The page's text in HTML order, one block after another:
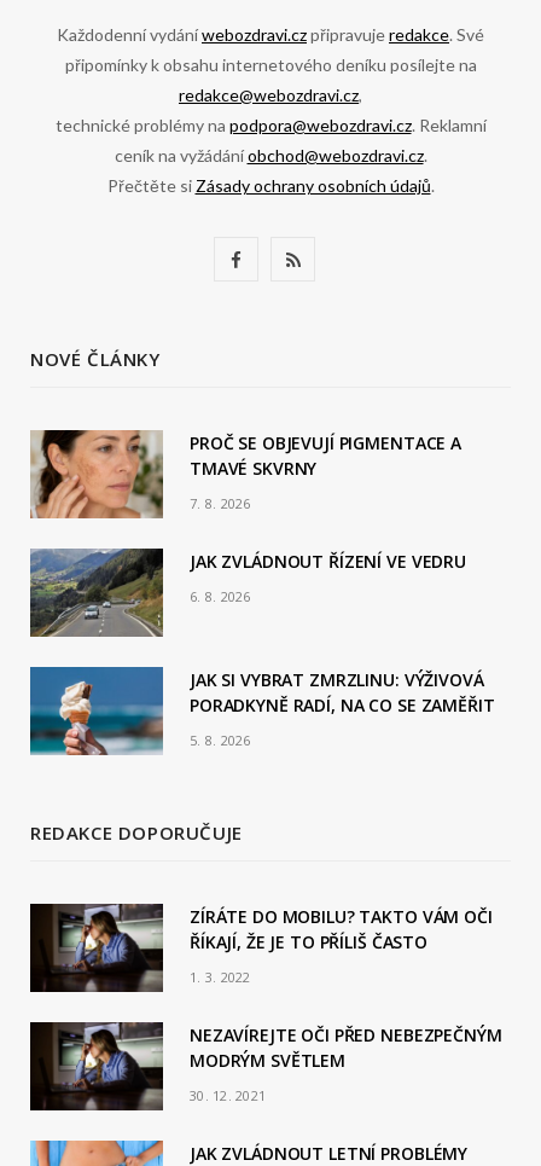
Každodenní vydáníwebozdravi.czpřipravujeredakce. Své
připomínky k obsahu internetového deníku posílejte na
redakce@webozdravi.cz,
technické problémy na podpora@webozdravi.cz. Reklamní
ceník na vyžádáníobchod@webozdravi.cz.
Přečtěte si Zásady ochrany osobních údajů.
b
o
k
R
NOVÉ ČLÁNKY
PROČ SE OBJEVUJÍ PIGMENTACE A
TMAVÉ SKVRNY
7. 8. 2026
JAK ZVLÁDNOUT ŘÍZENÍ VE VEDRU
6. 8. 2026
JAK SI VYBRAT ZMRZLINU: VÝŽIVOVÁ
PORADKYNĚ RADÍ, NA CO SE ZAMĚŘIT
5. 8. 2026
REDAKCE DOPORUČUJE
ZÍRÁTE DO MOBILU? TAKTO VÁM OČI
ŘÍKAJÍ, ŽE JE TO PŘÍLIŠ ČASTO
1. 3. 2022
NEZAVÍREJTE OČI PŘED NEBEZPEČNÝM
MODRÝM SVĚTLEM
30. 12. 2021
JAK ZVLÁDNOUT LETNÍ PROBLÉMY